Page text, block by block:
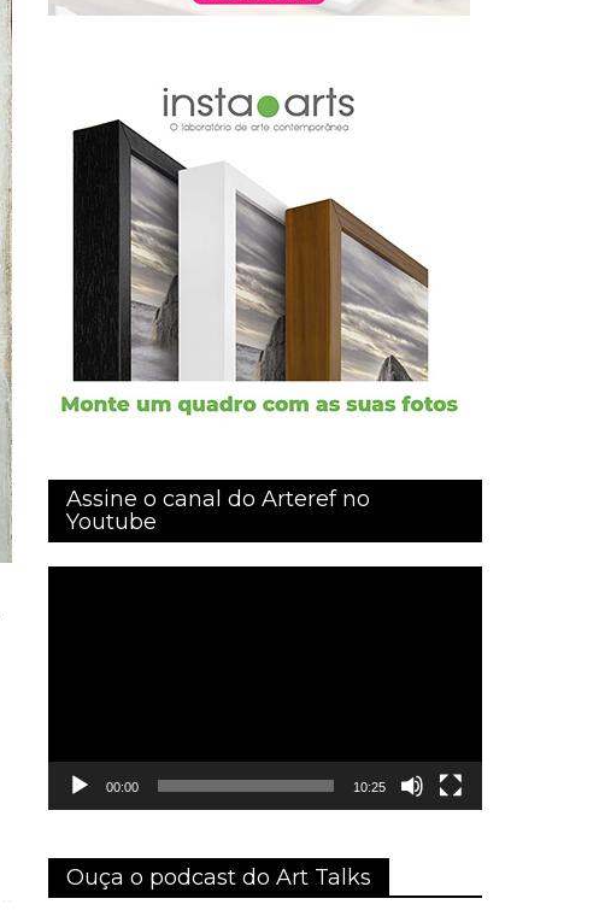
Assine o canal do Arteref no
Youtube
00:00 10:25
Ouça o podcast do Art Talks